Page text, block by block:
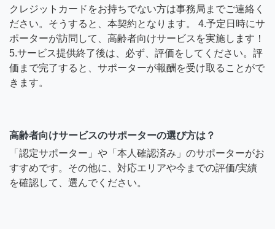
クレジットカードをお持ちでない方は事務局までご連絡く
ださい。そうすると、本契約となります。 4.予定日時にサ
ポーターが訪問して、高齢者向けサービスを実施します！
5.サービス提供終了後は、必ず、評価をしてください。評
価まで完了すると、サポーターが報酬を受け取ることがで
きます。
高齢者向けサービスのサポーターの選び方は？
「認定サポーター」や「本人確認済み」のサポーターがお
すすめです。その他に、対応エリアや今までの評価/実績
を確認して、選んでください。